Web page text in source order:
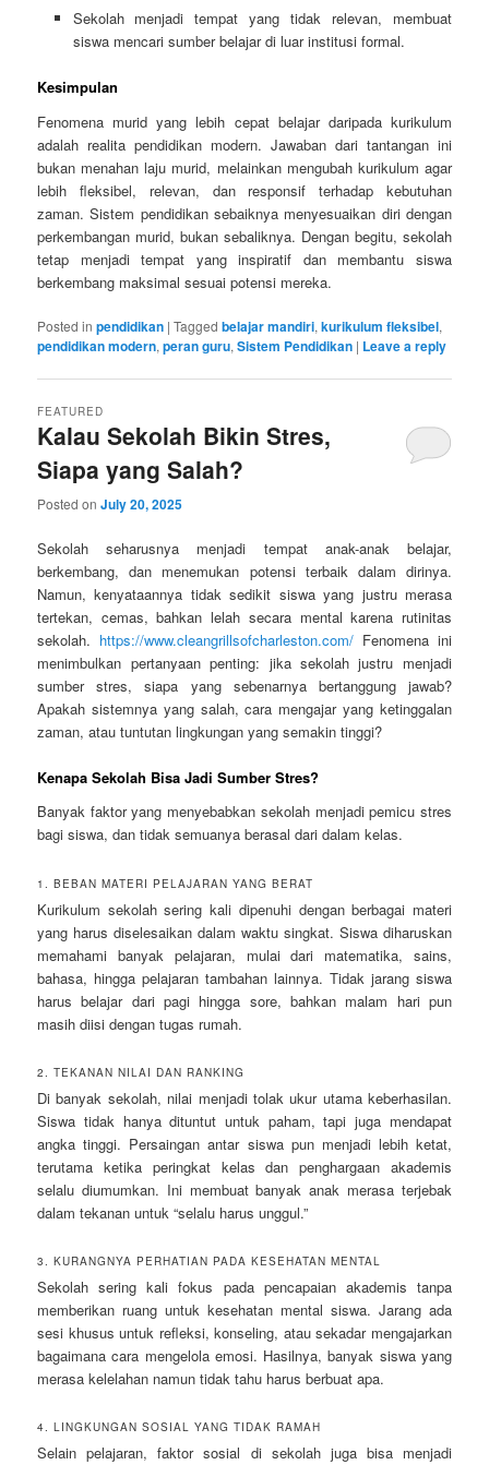
Sekolah menjadi tempat yang tidak relevan, membuat
siswa mencari sumber belajar di luar institusi formal.
Kesimpulan
Fenomena murid yang lebih cepat belajar daripada kurikulum
adalah realita pendidikan modern. Jawaban dari tantangan ini
bukan menahan laju murid, melainkan mengubah kurikulum agar
lebih fleksibel, relevan, dan responsif terhadap kebutuhan
zaman. Sistem pendidikan sebaiknya menyesuaikan diri dengan
perkembangan murid, bukan sebaliknya. Dengan begitu, sekolah
tetap menjadi tempat yang inspiratif dan membantu siswa
berkembang maksimal sesuai potensi mereka.
Posted in pendidikan |Tagged belajar mandiri,kurikulum fleksibel,
pendidikan modern,peran guru,Sistem Pendidikan | Leave a reply
Kalau Sekolah Bikin Stres,
Siapa yang Salah?
FEATURED
Posted onJuly 20, 2025
Sekolah seharusnya menjadi tempat anak-anak belajar,
berkembang, dan menemukan potensi terbaik dalam dirinya.
Namun, kenyataannya tidak sedikit siswa yang justru merasa
tertekan, cemas, bahkan lelah secara mental karena rutinitas
sekolah. https://www.cleangrillsofcharleston.com/ Fenomena ini
menimbulkan pertanyaan penting: jika sekolah justru menjadi
sumber stres, siapa yang sebenarnya bertanggung jawab?
Apakah sistemnya yang salah, cara mengajar yang ketinggalan
zaman, atau tuntutan lingkungan yang semakin tinggi?
Kenapa Sekolah Bisa Jadi Sumber Stres?
Banyak faktor yang menyebabkan sekolah menjadi pemicu stres
bagi siswa, dan tidak semuanya berasal dari dalam kelas.
1. BEBAN MATERI PELAJARAN YANG BERAT
Kurikulum sekolah sering kali dipenuhi dengan berbagai materi
yang harus diselesaikan dalam waktu singkat. Siswa diharuskan
memahami banyak pelajaran, mulai dari matematika, sains,
bahasa, hingga pelajaran tambahan lainnya. Tidak jarang siswa
harus belajar dari pagi hingga sore, bahkan malam hari pun
masih diisi dengan tugas rumah.
2. TEKANAN NILAI DAN RANKING
Di banyak sekolah, nilai menjadi tolak ukur utama keberhasilan.
Siswa tidak hanya dituntut untuk paham, tapi juga mendapat
angka tinggi. Persaingan antar siswa pun menjadi lebih ketat,
terutama ketika peringkat kelas dan penghargaan akademis
selalu diumumkan. Ini membuat banyak anak merasa terjebak
dalam tekanan untuk “selalu harus unggul.”
3. KURANGNYA PERHATIAN PADA KESEHATAN MENTAL
Sekolah sering kali fokus pada pencapaian akademis tanpa
memberikan ruang untuk kesehatan mental siswa. Jarang ada
sesi khusus untuk refleksi, konseling, atau sekadar mengajarkan
bagaimana cara mengelola emosi. Hasilnya, banyak siswa yang
merasa kelelahan namun tidak tahu harus berbuat apa.
4. LINGKUNGAN SOSIAL YANG TIDAK RAMAH
Selain pelajaran, faktor sosial di sekolah juga bisa menjadi